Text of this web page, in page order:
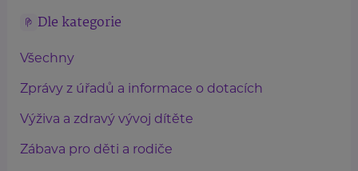
Dle kategorie
Všechny
Zprávy z úřadů a informace o dotacích
Výživa a zdravý vývoj dítěte
Zábava pro děti a rodiče